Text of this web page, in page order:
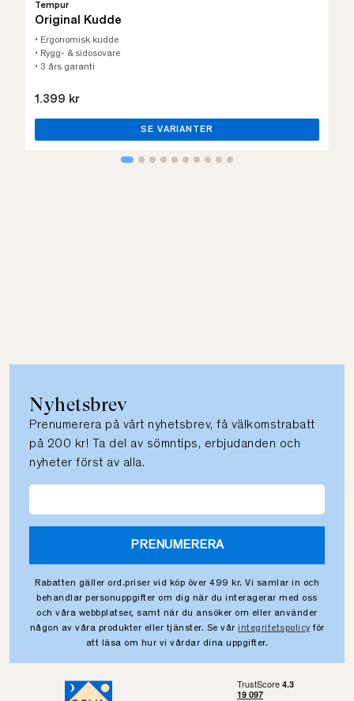
Tempur
Original Kudde
• Ergonomisk kudde
• Rygg- & sidosovare
• 3 års garanti
1.399 kr
SE VARIANTER
Nyhetsbrev
Prenumerera på vårt nyhetsbrev, få välkomstrabatt
på 200 kr! Ta del av sömntips, erbjudanden och
nyheter först av alla.
PRENUMERERA
Rabatten gäller ord.priser vid köp över 499 kr. Vi samlar in och
behandlar personuppgifter om dig när du interagerar med oss
och våra webbplatser, samt när du ansöker om eller använder
någon av våra produkter eller tjänster. Se vår integritetspolicy för
att läsa om hur vi vårdar dina uppgifter.